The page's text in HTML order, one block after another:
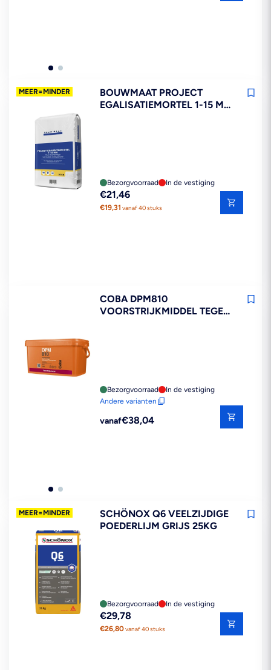
MEER=MINDER
BOUWMAAT PROJECT
EGALISATIEMORTEL 1-15 MM
Bezorgvoorraad In de vestiging
Reguliere
prijs
€21,46
€19,31 vanaf 40 stuks
COBA DPM810
VOORSTRIJKMIDDEL TEGEL
Bezorgvoorraad
In de vestiging
Andere varianten
Reguliere
vanaf€38,04
MEER=MINDER
SCHÖNOX Q6 VEELZIJDIGE
POEDERLIJM GRIJS 25KG
Bezorgvoorraad In de vestiging
Reguliere
prijs
€29,78
€26,80vanaf 40 stuks